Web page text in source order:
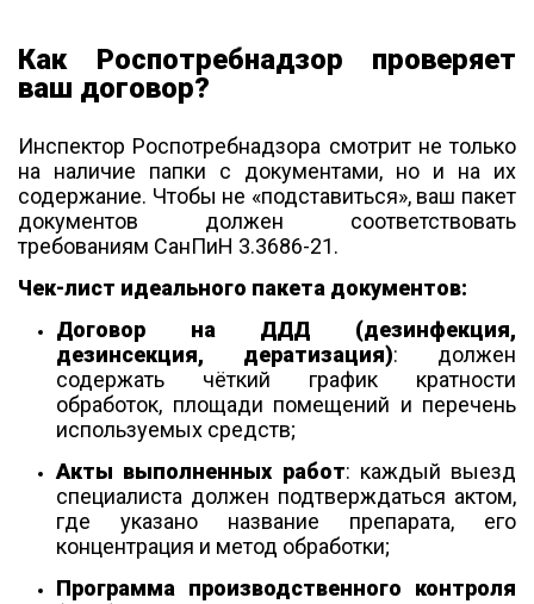
Как Роспотребнадзор проверяет
ваш договор?
Инспектор Роспотребнадзора смотрит не только
на наличие папки с документами, но и на их
содержание. Чтобы не «подставиться», ваш пакет
документов должен соответствовать
требованиям СанПиН 3.3686-21.
Чек-лист идеального пакета документов:
Договор на ДДД (дезинфекция,
дезинсекция, дератизация): должен
содержать чёткий график кратности
обработок, площади помещений и перечень
используемых средств;
Акты выполненных работ: каждый выезд
специалиста должен подтверждаться актом,
где указано название препарата, его
концентрация и метод обработки;
Программа производственного контроля